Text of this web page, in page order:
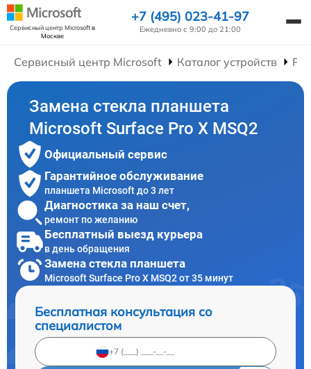
Сервисный центр Microsoftв
Москве
+7 (495) 023-41-97
Ежедневно с 9:00 до 21:00
Сервисный центр Microsoft Каталог устройств
Замена стекла планшета
Microsoft Surface Pro X MSQ2
Официальный сервис
Гарантийное обслуживание
планшета Microsoft до 3 лет
Диагностика за наш счет,
ремонт по желанию
Бесплатный выезд курьера
в день обращения
Замена стекла планшета
Microsoft Surface Pro X MSQ2 от 35 минут
Бесплатная консультация со
специалистом